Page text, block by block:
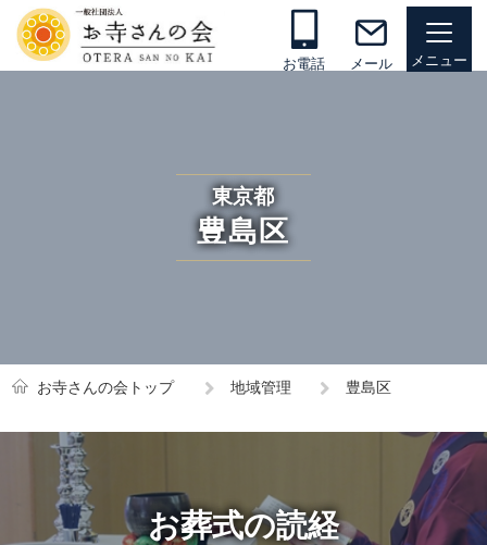
お電話 メール
東京都
豊島区
お寺さんの会トップ 地域管理 豊島区
お葬式の読経